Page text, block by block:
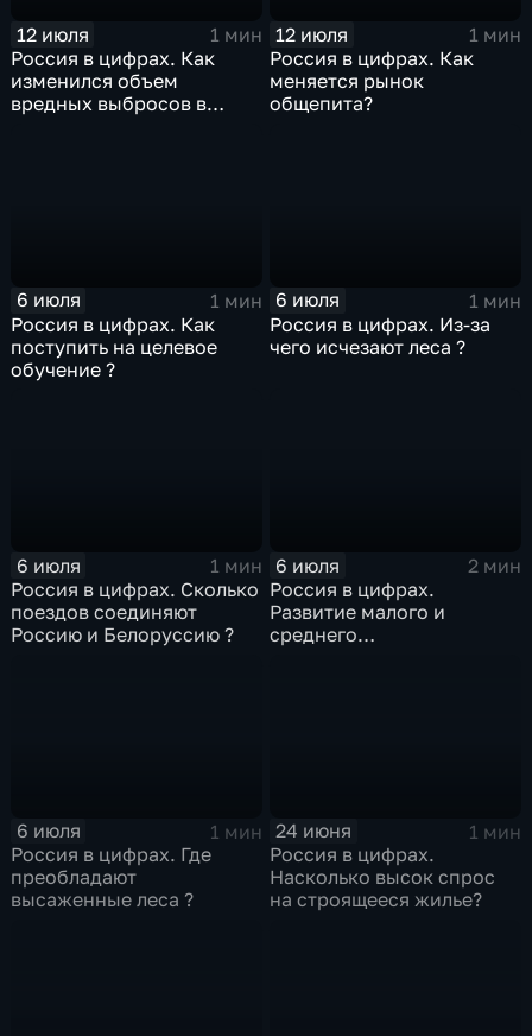
12 июля
1 мин
Россия в цифрах. Как
изменился объем
вредных выбросов в
12 июля
1 мин
Россия в цифрах. Как
меняется рынок
общепита?
6 июля
1 мин
Россия в цифрах. Как
поступить на целевое
обучение ?
6 июля
1 мин
Россия в цифрах. Из-за
чего исчезают леса ?
6 июля
1 мин
Россия в цифрах. Сколько
поездов соединяют
Россию и Белоруссию ?
6 июля
2 мин
Россия в цифрах.
Развитие малого и
среднего
6 июля
1 мин
Россия в цифрах. Где
преобладают
высаженные леса ?
24 июня
1 мин
Россия в цифрах.
Насколько высок спрос
на строящееся жилье?